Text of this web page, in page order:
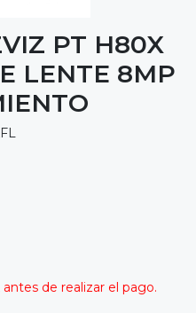
PT H80X
LENTE 8MP
de realizar el pago.